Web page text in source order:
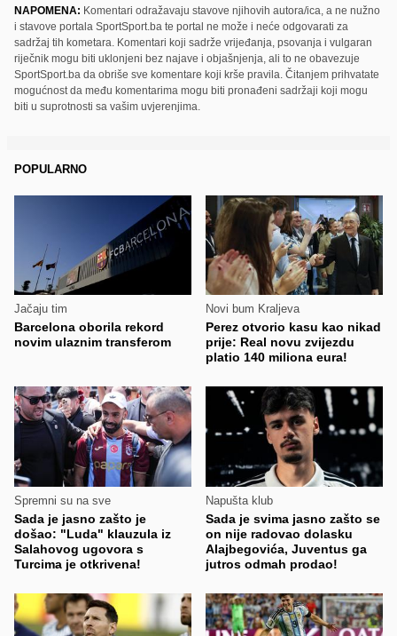
NAPOMENA: Komentari odražavaju stavove njihovih autora/ica, a ne nužno
i stavove portala SportSport.ba te portal ne može i neće odgovarati za
sadržaj tih kometara. Komentari koji sadrže vrijeđanja, psovanja i vulgaran
riječnik mogu biti uklonjeni bez najave i objašnjenja, ali to ne obavezuje
SportSport.ba da obriše sve komentare koji krše pravila. Čitanjem prihvatate
mogućnost da među komentarima mogu biti pronađeni sadržaji koji mogu
biti u suprotnosti sa vašim uvjerenjima.
POPULARNO
Jačaju tim
Barcelona oborila rekord
novim ulaznim transferom
Novi bum Kraljeva
Perez otvorio kasu kao nikad
prije: Real novu zvijezdu
platio 140 miliona eura!
Spremni su na sve
Sada je jasno zašto je
došao: "Luda" klauzula iz
Salahovog ugovora s
Turcima je otkrivena!
Napušta klub
Sada je svima jasno zašto se
on nije radovao dolasku
Alajbegovića, Juventus ga
jutros odmah prodao!